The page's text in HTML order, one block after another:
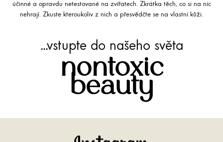
účinné a opravdu netestované na zvířatech. Zkrátka těch, co si na nic
nehrají. Zkuste kteroukoliv z nich a přesvědčte se na vlastní kůži.
...vstupte do našeho světa
nontoxic
beauty